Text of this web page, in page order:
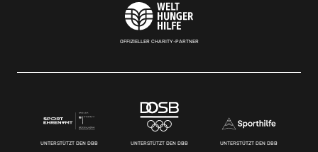
OFFIZIELLER CHARITY-PARTNER
UNTERSTÜTZT DEN DBB UNTERSTÜTZT DEN DBB UNTERSTÜTZT DEN DBB